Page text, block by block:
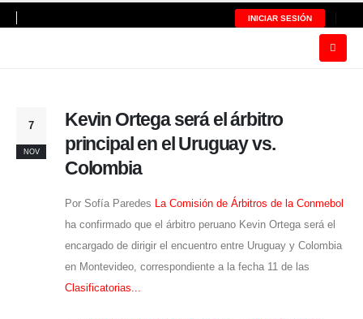
INICIAR SESIÓN
7
NOV
Kevin Ortega será el árbitro
principal en el Uruguay vs.
Colombia
Por Sofía Paredes La Comisión de Árbitros de la Conmebol
ha confirmado que el árbitro peruano Kevin Ortega será el
encargado de dirigir el encuentro entre Uruguay y Colombia
en Montevideo, correspondiente a la fecha 11 de las
Clasificatorias...